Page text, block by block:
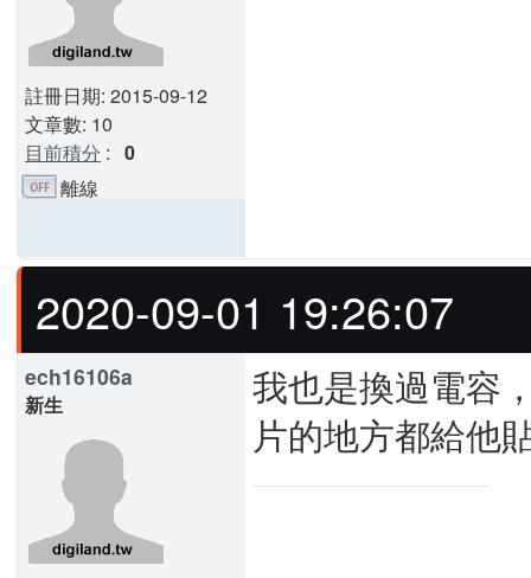
註冊日期: 2015-09-12
文章數: 10
目前積分 : 0
離線
2020-09-01 19:26:07
ech16106a
新生
我也是換過電容
片的地方都給他